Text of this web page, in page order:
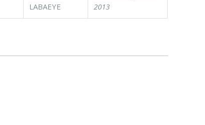
LABAEYE
2013